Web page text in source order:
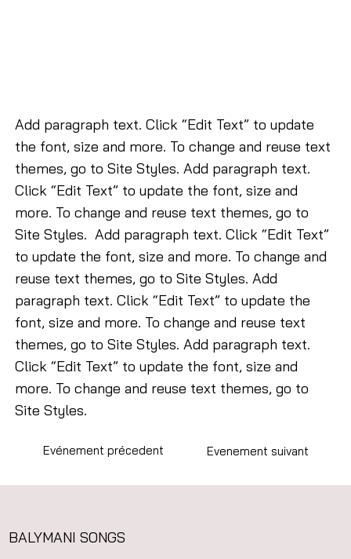
Add paragraph text. Click “Edit Text” to update
the font, size and more. To change and reuse text
themes, go to Site Styles. Add paragraph text.
Click “Edit Text” to update the font, size and
more. To change and reuse text themes, go to
Site Styles. Add paragraph text. Click “Edit Text”
to update the font, size and more. To change and
reuse text themes, go to Site Styles. Add
paragraph text. Click “Edit Text” to update the
font, size and more. To change and reuse text
themes, go to Site Styles. Add paragraph text.
Click “Edit Text” to update the font, size and
more. To change and reuse text themes, go to
Site Styles.
Evénement précedent Evenement suivant
BALYMANI SONGS